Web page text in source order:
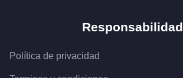
Responsabilidad
Política de privacidad